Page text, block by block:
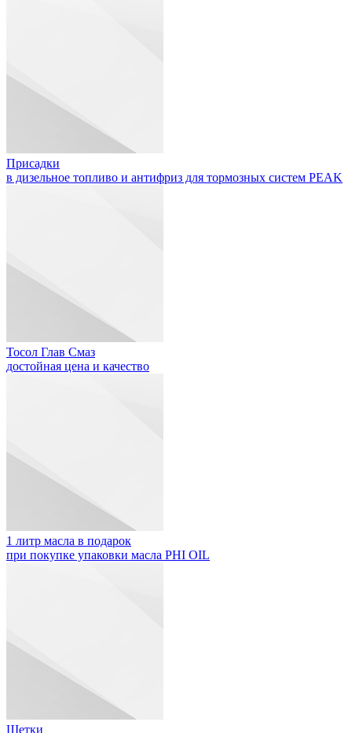
Присадки
в дизельное топливо и антифриз для тормозных систем PEAK
Тосол Глав Смаз
достойная цена и качество
1 литр масла в подарок
при покупке упаковки масла PHI OIL
Щетки